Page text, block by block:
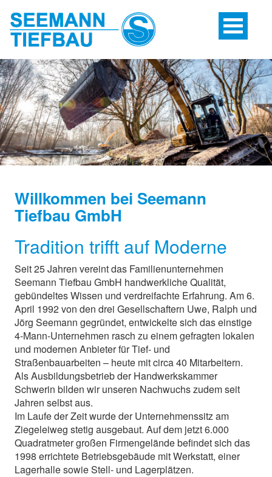
Willkommen bei Seemann
Tiefbau GmbH
Tradition trifft auf Moderne
Seit 25 Jahren vereint das Familienunternehmen
Seemann Tiefbau GmbH handwerkliche Qualität,
gebündeltes Wissen und verdreifachte Erfahrung. Am 6.
April 1992 von den drei Gesellschaftern Uwe, Ralph und
Jörg Seemann gegründet, entwickelte sich das einstige
4-Mann-Unternehmen rasch zu einem gefragten lokalen
und modernen Anbieter für Tief- und
Straßenbauarbeiten – heute mit circa 40 Mitarbeitern.
Als Ausbildungsbetrieb der Handwerkskammer
Schwerin bilden wir unseren Nachwuchs zudem seit
Jahren selbst aus.
Im Laufe der Zeit wurde der Unternehmenssitz am
Ziegeleiweg stetig ausgebaut. Auf dem jetzt 6.000
Quadratmeter großen Firmengelände befindet sich das
1998 errichtete Betriebsgebäude mit Werkstatt, einer
Lagerhalle sowie Stell- und Lagerplätzen.